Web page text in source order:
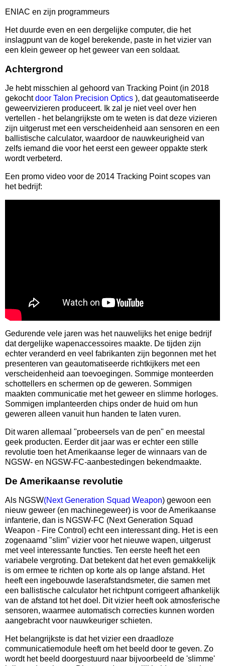
ENIAC en zijn programmeurs
Het duurde even en een dergelijke computer, die het
inslagpunt van de kogel berekende, paste in het vizier van
een klein geweer op het geweer van een soldaat.
Achtergrond
Je hebt misschien al gehoord van Tracking Point (in 2018
gekochtdoor Talon Precision Optics ), dat geautomatiseerde
geweervizieren produceert. Ik zal je niet veel over hen
vertellen - het belangrijkste om te weten is dat deze vizieren
zijn uitgerust met een verscheidenheid aan sensoren en een
ballistische calculator, waardoor de nauwkeurigheid van
zelfs iemand die voor het eerst een geweer oppakte sterk
wordt verbeterd.
Een promo video voor de 2014 Tracking Point scopes van
het bedrijf:
Gedurende vele jaren was het nauwelijks het enige bedrijf
dat dergelijke wapenaccessoires maakte. De tijden zijn
echter veranderd en veel fabrikanten zijn begonnen met het
presenteren van geautomatiseerde richtkijkers met een
verscheidenheid aan toevoegingen. Sommige monteerden
schottellers en schermen op de geweren. Sommigen
maakten communicatie met het geweer en slimme horloges.
Sommigen implanteerden chips onder de huid om hun
geweren alleen vanuit hun handen te laten vuren.
Dit waren allemaal "probeersels van de pen" en meestal
geek producten. Eerder dit jaar was er echter een stille
revolutie toen het Amerikaanse leger de winnaars van de
NGSW- en NGSW-FC-aanbestedingen bekendmaakte.
De Amerikaanse revolutie
Als NGSW(Next Generation Squad Weapon) gewoon een
nieuw geweer (en machinegeweer) is voor de Amerikaanse
infanterie, dan is NGSW-FC (Next Generation Squad
Weapon - Fire Control) echt een interessant ding. Het is een
zogenaamd "slim" vizier voor het nieuwe wapen, uitgerust
met veel interessante functies. Ten eerste heeft het een
variabele vergroting. Dat betekent dat het even gemakkelijk
is om ermee te richten op korte als op lange afstand. Het
heeft een ingebouwde laserafstandsmeter, die samen met
een ballistische calculator het richtpunt corrigeert afhankelijk
van de afstand tot het doel. Dit vizier heeft ook atmosferische
sensoren, waarmee automatisch correcties kunnen worden
aangebracht voor nauwkeuriger schieten.
Het belangrijkste is dat het vizier een draadloze
communicatiemodule heeft om het beeld door te geven. Zo
wordt het beeld doorgestuurd naar bijvoorbeeld de 'slimme'